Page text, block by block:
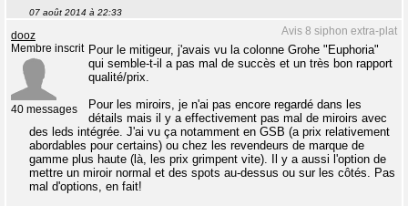
07 août 2014 à 22:33
Avis 8 siphon extra-plat
dooz
Membre inscrit
40 messages
Pour le mitigeur, j'avais vu la colonne Grohe "Euphoria"
qui semble-t-il a pas mal de succès et un très bon rapport
qualité/prix.
Pour les miroirs, je n'ai pas encore regardé dans les
détails mais il y a effectivement pas mal de miroirs avec
des leds intégrée. J'ai vu ça notamment en GSB (a prix relativement
abordables pour certains) ou chez les revendeurs de marque de
gamme plus haute (là, les prix grimpent vite). Il y a aussi l'option de
mettre un miroir normal et des spots au-dessus ou sur les côtés. Pas
mal d'options, en fait!